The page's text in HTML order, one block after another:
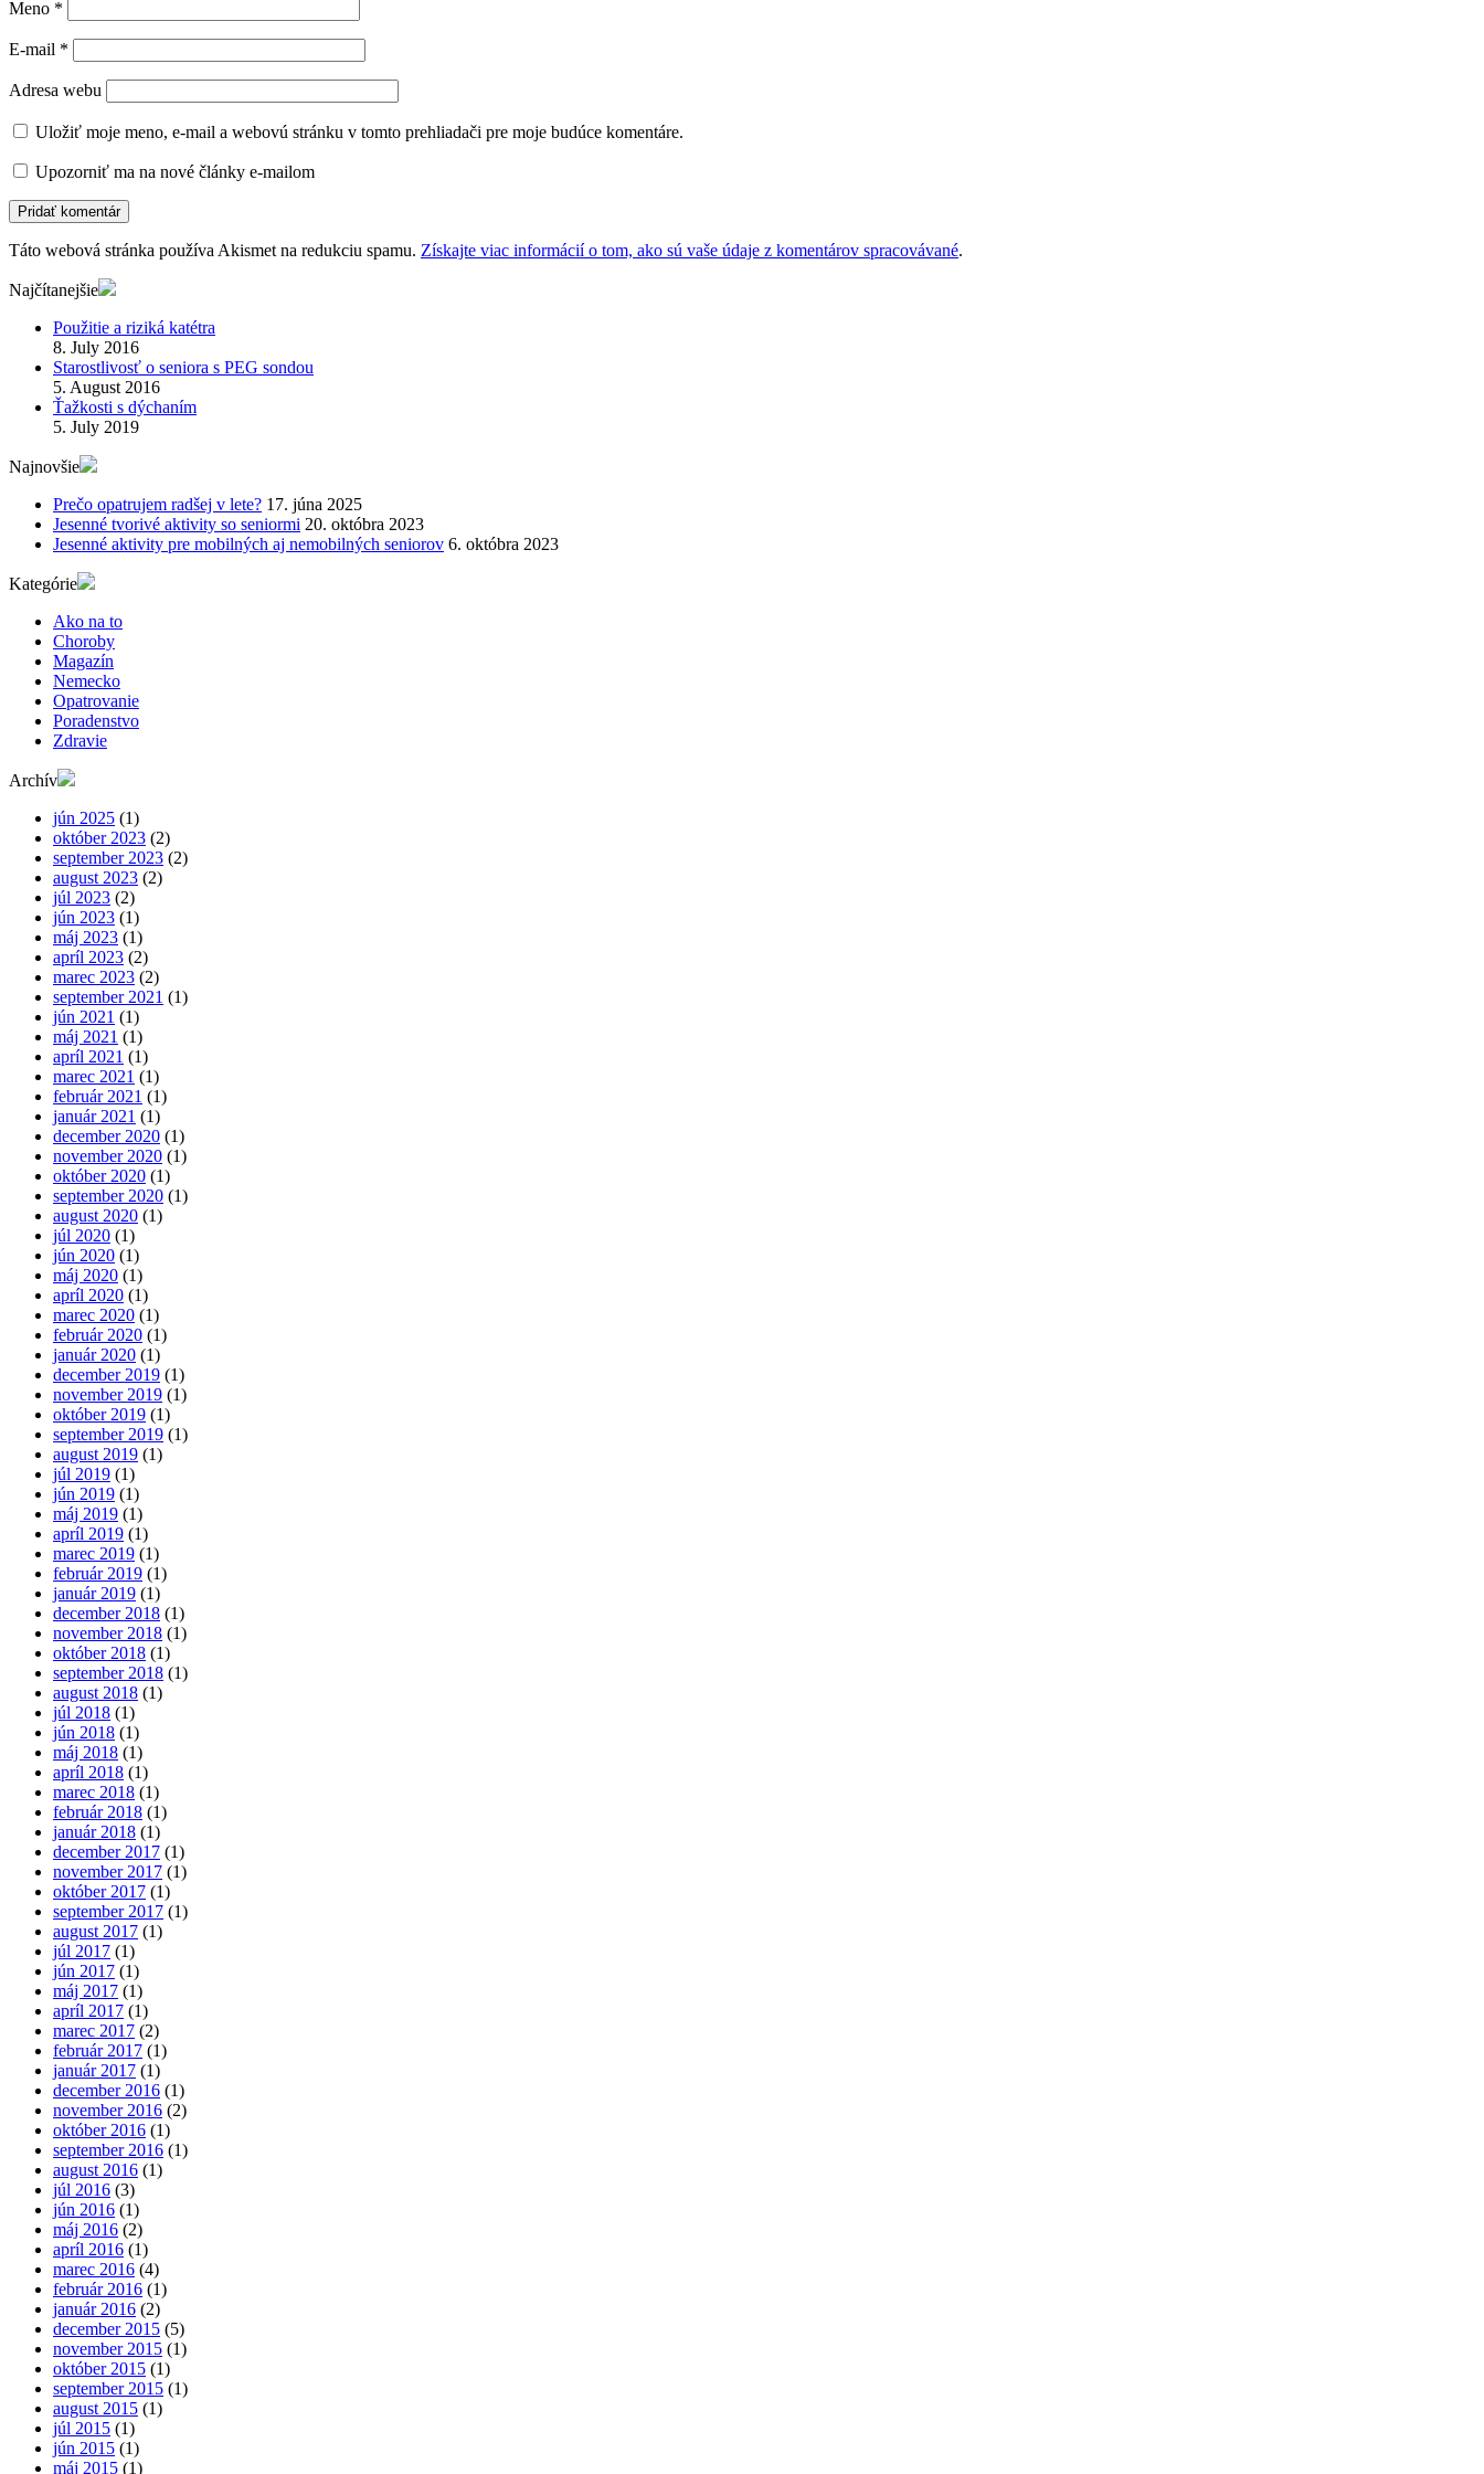
Meno *
E-mail *
Adresa webu
Uložiť moje meno, e-mail a webovú stránku v tomto prehliadači pre moje budúce komentáre.
Upozorniť ma na nové články e-mailom
Táto webová stránka používa Akismet na redukciu spamu. Získajte viac informácií o tom, ako sú vaše údaje z komentárov spracovávané.
Najčítanejšie
Použitie a riziká katétra
8. July 2016
Starostlivosť o seniora s PEG sondou
5. August 2016
Ťažkosti s dýchaním
5. July 2019
Najnovšie
Prečo opatrujem radšej v lete? 17. júna 2025
Jesenné tvorivé aktivity so seniormi 20. októbra 2023
Jesenné aktivity pre mobilných aj nemobilných seniorov 6. októbra 2023
Kategórie
Ako na to
Choroby
Magazín
Nemecko
Opatrovanie
Poradenstvo
Zdravie
Archív
jún 2025 (1)
október 2023 (2)
september 2023 (2)
august 2023 (2)
júl 2023 (2)
jún 2023 (1)
máj 2023 (1)
apríl 2023 (2)
marec 2023 (2)
september 2021 (1)
jún 2021 (1)
máj 2021 (1)
apríl 2021 (1)
marec 2021 (1)
február 2021 (1)
január 2021 (1)
december 2020 (1)
november 2020 (1)
október 2020 (1)
september 2020 (1)
august 2020 (1)
júl 2020 (1)
jún 2020 (1)
máj 2020 (1)
apríl 2020 (1)
marec 2020 (1)
február 2020 (1)
január 2020 (1)
december 2019 (1)
november 2019 (1)
október 2019 (1)
september 2019 (1)
august 2019 (1)
júl 2019 (1)
jún 2019 (1)
máj 2019 (1)
apríl 2019 (1)
marec 2019 (1)
február 2019 (1)
január 2019 (1)
december 2018 (1)
november 2018 (1)
október 2018 (1)
september 2018 (1)
august 2018 (1)
júl 2018 (1)
jún 2018 (1)
máj 2018 (1)
apríl 2018 (1)
marec 2018 (1)
február 2018 (1)
január 2018 (1)
december 2017 (1)
november 2017 (1)
október 2017 (1)
september 2017 (1)
august 2017 (1)
júl 2017 (1)
jún 2017 (1)
máj 2017 (1)
apríl 2017 (1)
marec 2017 (2)
február 2017 (1)
január 2017 (1)
december 2016 (1)
november 2016 (2)
október 2016 (1)
september 2016 (1)
august 2016 (1)
júl 2016 (3)
jún 2016 (1)
máj 2016 (2)
apríl 2016 (1)
marec 2016 (4)
február 2016 (1)
január 2016 (2)
december 2015 (5)
november 2015 (1)
október 2015 (1)
september 2015 (1)
august 2015 (1)
júl 2015 (1)
jún 2015 (1)
máj 2015 (1)